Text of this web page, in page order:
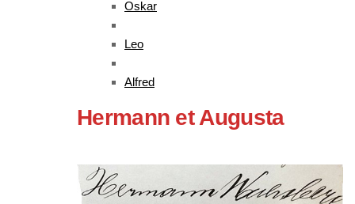
Oskar
Leo
Alfred
Hermann et Augusta